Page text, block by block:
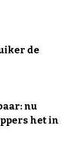
de
nu
het in